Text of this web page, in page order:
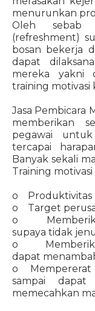
menurunkan
Oleh sebab
(refreshment)
bosan bekerja
dapat
mereka yakni
training motivasi
Jasa Pembicara
memberikan
pegawai
tercapai
Banyak sekali
Training
o Produktivitas
o Target
o
supaya tidak
o
dapat
o Mempererat
sampai dapat
memecahkan